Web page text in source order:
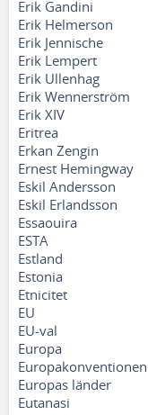
Erik Gandini
Erik Helmerson
Erik Jennische
Erik Lempert
Erik Ullenhag
Erik Wennerström
Erik XIV
Eritrea
Erkan Zengin
Ernest Hemingway
Eskil Andersson
Eskil Erlandsson
Essaouira
ESTA
Estland
Estonia
Etnicitet
EU
EU-val
Europa
Europakonventionen
Europas länder
Eutanasi